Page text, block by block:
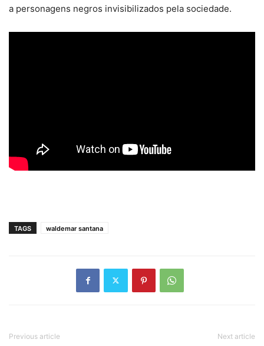
a personagens negros invisibilizados pela sociedade.
TAGS waldemar santana
Previous article Next article